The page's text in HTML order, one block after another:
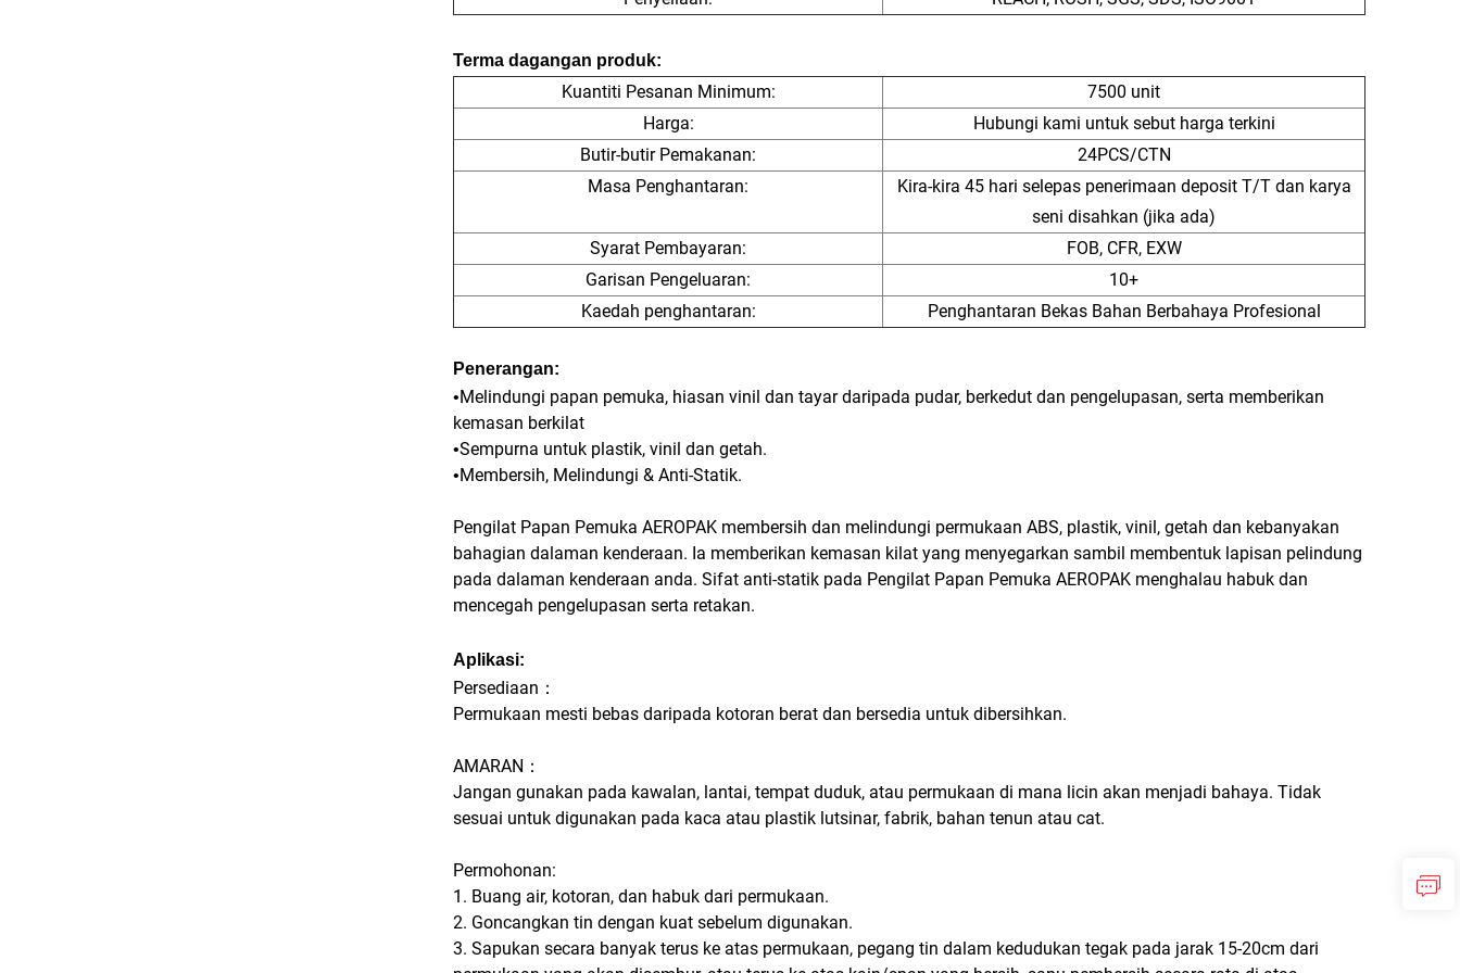
Terma dagangan produk:
Kuantiti Pesanan Minimum:
7500 unit
Harga:
Hubungi kami untuk sebut harga terkini
Butir-butir Pemakanan:
24PCS/CTN
Masa Penghantaran:
Kira-kira 45 hari selepas penerimaan deposit T/T dan karya
seni disahkan (jika ada)
Syarat Pembayaran:
FOB, CFR, EXW
Garisan Pengeluaran:
10+
Kaedah penghantaran:
Penghantaran Bekas Bahan Berbahaya Profesional
Penerangan:
•Melindungi papan pemuka, hiasan vinil dan tayar daripada pudar, berkedut dan pengelupasan, serta memberikan
kemasan berkilat
•Sempurna untuk plastik, vinil dan getah.
•Membersih, Melindungi & Anti-Statik.
Pengilat Papan Pemuka AEROPAK membersih dan melindungi permukaan ABS, plastik, vinil, getah dan kebanyakan
bahagian dalaman kenderaan. Ia memberikan kemasan kilat yang menyegarkan sambil membentuk lapisan pelindung
pada dalaman kenderaan anda. Sifat anti-statik pada Pengilat Papan Pemuka AEROPAK menghalau habuk dan
mencegah pengelupasan serta retakan.
Aplikasi:
Persediaan：
Permukaan mesti bebas daripada kotoran berat dan bersedia untuk dibersihkan.
AMARAN：
Jangan gunakan pada kawalan, lantai, tempat duduk, atau permukaan di mana licin akan menjadi bahaya. Tidak
sesuai untuk digunakan pada kaca atau plastik lutsinar, fabrik, bahan tenun atau cat.
Permohonan:
1. Buang air, kotoran, dan habuk dari permukaan.
2. Goncangkan tin dengan kuat sebelum digunakan.
3. Sapukan secara banyak terus ke atas permukaan, pegang tin dalam kedudukan tegak pada jarak 15-20cm dari